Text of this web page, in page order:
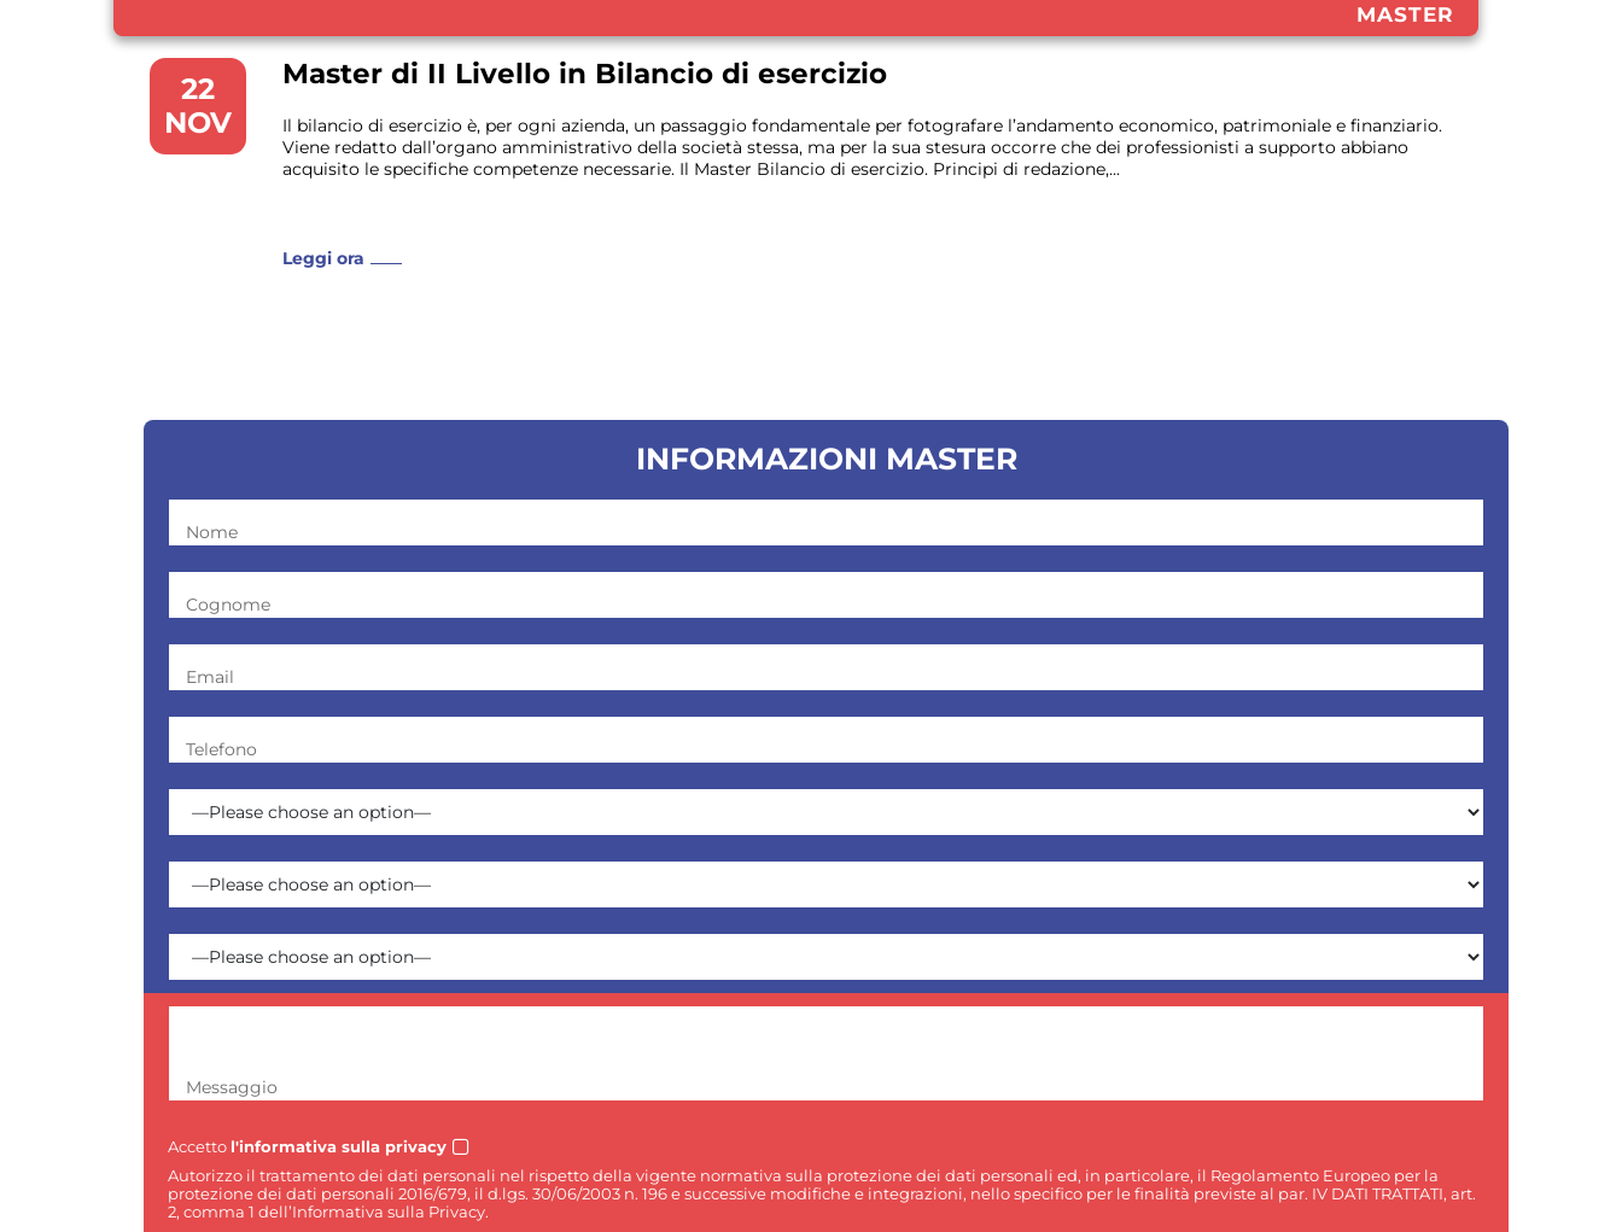
MASTER
22
NOV
Master di II Livello in Bilancio di esercizio
Il bilancio di esercizio è, per ogni azienda, un passaggio fondamentale per fotografare l’andamento economico, patrimoniale e finanziario.
Viene redatto dall’organo amministrativo della società stessa, ma per la sua stesura occorre che dei professionisti a supporto abbiano
acquisito le specifiche competenze necessarie. Il Master Bilancio di esercizio. Principi di redazione,...
Leggi ora
INFORMAZIONI MASTER
Nome
Cognome
Email
Telefono
Messaggio
Accetto l'informativa sulla privacy
Autorizzo il trattamento dei dati personali nel rispetto della vigente normativa sulla protezione dei dati personali ed, in particolare, il Regolamento Europeo per la
protezione dei dati personali 2016/679, il d.lgs. 30/06/2003 n. 196 e successive modifiche e integrazioni, nello specifico per le finalità previste al par. IV DATI TRATTATI, art.
2, comma 1 dell’Informativa sulla Privacy.